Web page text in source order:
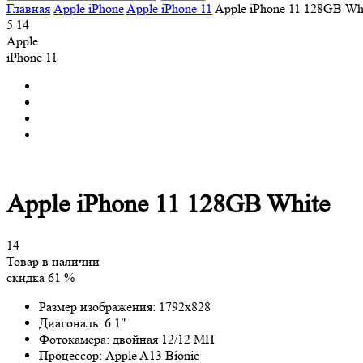
Главная Apple iPhoneApple iPhone 11 Apple iPhone 11 128GB
5 14
Apple
iPhone 11
Apple iPhone 11 128GB White
14
Товар в наличии
скидка 61 %
Размер изображения: 1792x828
Диагональ: 6.1"
Фотокамера: двойная 12/12 МП
Процессор: Apple A13 Bionic